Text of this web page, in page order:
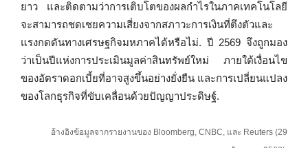
ยาว และติดตามว่าการเติบโตของผลกำไรในภาคเทคโนโลยี
จะสามารถชดเชยความเสี่ยงจากสภาวะการเงินที่ตึงตัวและ
แรงกดดันทางเศรษฐกิจมหภาคได้หรือไม่. ปี 2569 จึงถูกมอง
ว่าเป็นปีแห่งการประเมินมูลค่าสินทรัพย์ใหม่ ภายใต้เงื่อนไข
ของอัตราดอกเบี้ยที่อาจสูงขึ้นอย่างยั่งยืน และการเปลี่ยนแปลง
ของโลกธุรกิจที่ขับเคลื่อนด้วยปัญญาประดิษฐ์.
อ้างอิงข้อมูลจากรายงานของ Bloomberg, CNBC, และ Reuters (29